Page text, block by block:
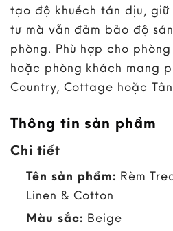
tạo độ khuếch tán dịu, giữ
tư mà vẫn đảm bảo độ
phòng. Phù hợp cho
hoặc phòng khách mang
Country, Cottage hoặc
Thông tin sản phẩm
Chi tiết
Tên sản phẩm: Rèm
Linen & Cotton
Màu sắc: Beige